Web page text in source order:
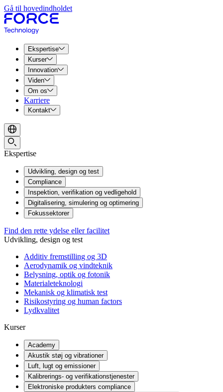
Gå til hovedindholdet
Ekspertise
Kurser
Innovation
Viden
Om os
Karriere
Kontakt
Ekspertise
Udvikling, design og test
Compliance
Inspektion, verifikation og vedligehold
Digitalisering, simulering og optimering
Fokussektorer
Find den rette ydelse eller facilitet
Udvikling, design og test
Additiv fremstilling og 3D
Aerodynamik og vindteknik
Belysning, optik og fotonik
Materialeteknologi
Mekanisk og klimatisk test
Risikostyring og human factors
Lydkvalitet
Kurser
Academy
Akustik støj og vibrationer
Luft, lugt og emissioner
Kalibrerings- og verifikationstjenester
Elektroniske produkters compliance